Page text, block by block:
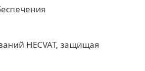
HECVAT, защищая